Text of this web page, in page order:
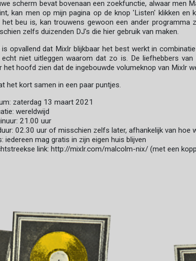
scherm bevat bovenaan een zoekfunctie, alwaar men
kan men op mijn pagina op de knop 'Listen' klikken en
het beu is, kan trouwens gewoon een ander programma
zelfs duizenden DJ's die hier gebruik van maken.
is opvallend dat Mixlr blijkbaar het best werkt in
echt niet uitleggen waarom dat zo is. De liefhebbers
het hoofd zien dat de ingebouwde volumeknop van Mixlr
het kort samen in een paar puntjes.
zaterdag 13 maart 2021
wereldwijd
21.00 uur
02.30 uur of misschien zelfs later, afhankelijk van hoe
iedereen mag gratis in zijn eigen huis blijven
link: http://mixlr.com/malcolm-nix/ (met een